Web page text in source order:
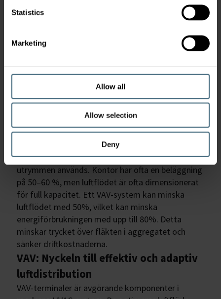
Statistics
Marketing
Allow all
Allow selection
Deny
Funktioner i FläktEdge inkluderar:
Molnbaserad fjärrövervakning
Läs mer om FläktEdge
VAV-produkter: Smarta lösningar för
Energieffektivitet börjar med förståelse för hur
utrymmen används. Kontor har ofta en beläggning
på 50–60 %, men luftflödet är ofta dimensionerat
för full kapacitet. Ett VAV-system kan minska
luftflödet med 50%, vilket kan minska
energiförbrukningen med upp till 80%. Detta
minskar trycket över fläkten i aggregatet och
sänker driftkostnaderna.
VAV: Nyckeln till effektiv och adaptiv
luftdistribution
VAV-terminaler är avgörande komponenter i